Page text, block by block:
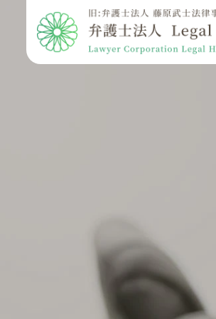
相
続
れ
ば
い